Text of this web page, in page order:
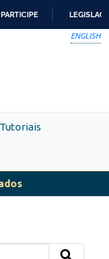
PARTICIPE
ENGLISH
Tutoriais